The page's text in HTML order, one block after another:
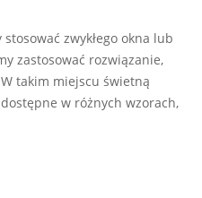
zwykłego okna lub
zastosować rozwiązanie,
takim miejscu świetną
w różnych wzorach,